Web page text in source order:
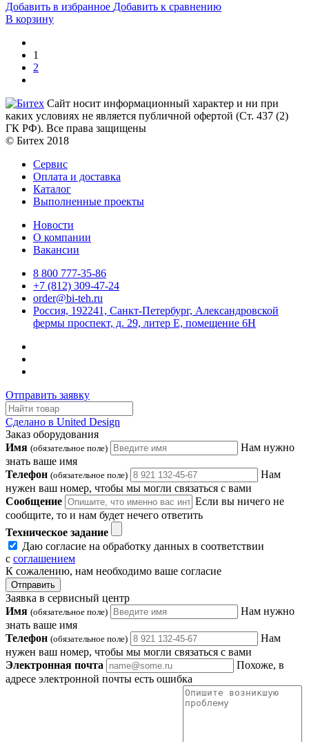
Добавить в избранное Добавить к сравнению
В корзину
1
2
Сайт носит информационный характер и ни при
каких условиях не является публичной офертой (Ст. 437 (2)
ГК РФ). Все права защищены
© Битех 2018
Сервис
Оплата и доставка
Каталог
Выполненные проекты
Новости
О компании
Вакансии
8 800 777-35-86
+7 (812) 309-47-24
order@bi-teh.ru
Россия, 192241, Санкт-Петербург, Александровской
фермы проспект, д. 29, литер Е, помещение 6Н
Отправить заявку
Сделано в United Design
Заказ оборудования
Имя (обязательное поле)
Нам нужно
знать ваше имя
Телефон (обязательное поле)
Нам
нужен ваш номер, чтобы мы могли связаться с вами
Сообщение
Если вы ничего не
сообщите, то и нам будет нечего ответить
Техническое задание
Даю согласие на обработку данных в соответствии
с соглашением
К сожалению, нам необходимо ваше согласие
Отправить
Заявка в сервисный центр
Имя (обязательное поле)
Нам нужно
знать ваше имя
Телефон (обязательное поле)
Нам
нужен ваш номер, чтобы мы могли связаться с вами
Электронная почта
Похоже, в
адресе электронной почты есть ошибка